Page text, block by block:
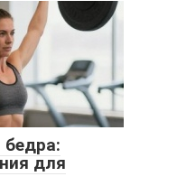
для